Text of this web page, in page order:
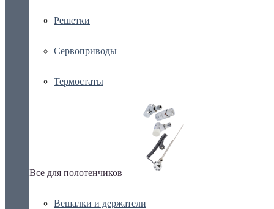
Решетки
Сервоприводы
Термостаты
Все для полотенчиков
Вешалки и держатели